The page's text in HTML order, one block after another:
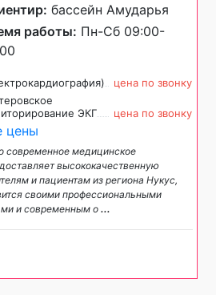
бассейн Амударья
работы: Пн-Сб 09:00-
цена по звонку
ЭКГ
цена по звонку
цены
современное медицинское
высококачественную
и пациентам из региона Нукус,
своими профессиональными
и современным о ...